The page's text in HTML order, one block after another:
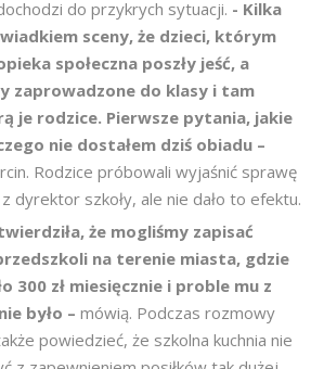
do przykrych sytuacji. - Kilka
sceny, że dzieci, którym
społeczna poszły jeść, a
zaprowadzone do klasy i tam
je rodzice. Pierwsze pytania, jakie
nie dostałem dziś obiadu –
Rodzice próbowali wyjaśnić sprawę
dyrektor szkoły, ale nie dało to efektu.
że mogliśmy zapisać
na terenie miasta, gdzie
300 zł miesięcznie i proble mu z
było – mówią. Podczas rozmowy
powiedzieć, że szkolna kuchnia nie